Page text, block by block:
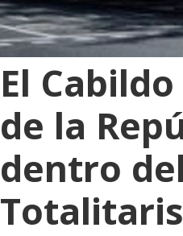
El
de la
dentro